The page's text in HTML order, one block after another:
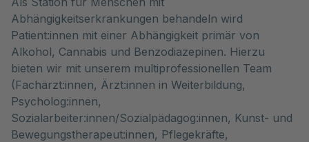
Abhängigkeitserkrankungen behandeln wird
Patient:innen mit einer Abhängigkeit primär von
Alkohol, Cannabis und Benzodiazepinen. Hierzu
bieten wir mit unserem multiprofessionellen Team
(Fachärzt:innen, Ärzt:innen in Weiterbildung,
Psycholog:innen,
Sozialarbeiter:innen/Sozialpädagog:innen, Kunst- und
Bewegungstherapeut:innen, Pflegekräfte,